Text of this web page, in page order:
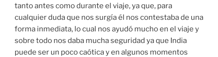
tanto antes como durante el viaje, ya que, para
cualquier duda que nos surgía él nos contestaba de una
forma inmediata, lo cual nos ayudó mucho en el viaje y
sobre todo nos daba mucha seguridad ya que India
puede ser un poco caótica y en algunos momentos